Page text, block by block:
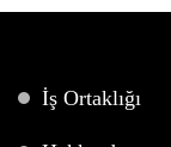
İş Ortaklığı